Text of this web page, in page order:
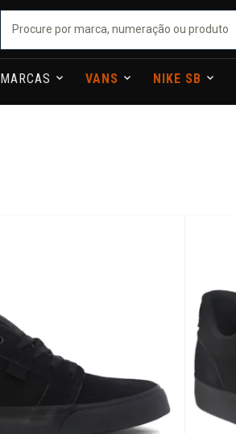
MARCAS VANS NIKE SB